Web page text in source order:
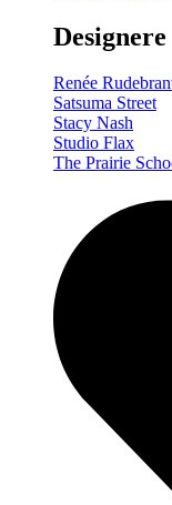
Designere
Renée
Satsuma Street
Stacy Nash
Studio Flax
The Prairie